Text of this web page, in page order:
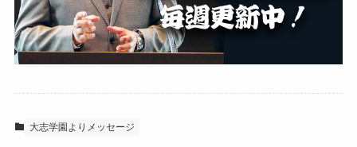
大志学園よりメッセージ